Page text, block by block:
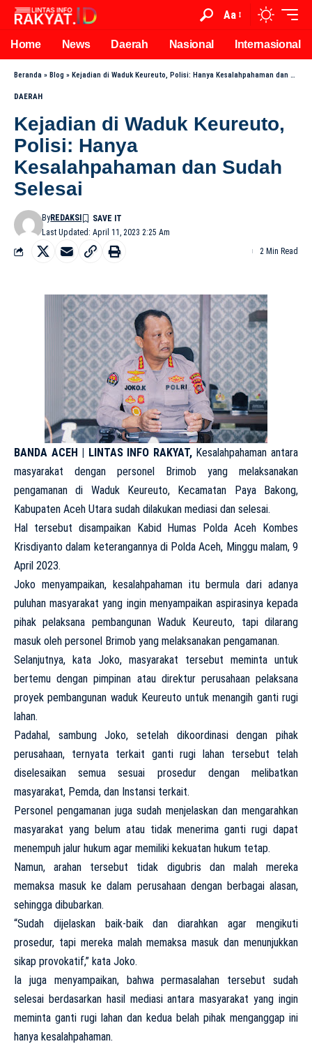
Aa
Home News Daerah Nasional Internasional
Beranda » Blog » Kejadian di Waduk Keureuto, Polisi: Hanya Kesalahpahaman dan Sudah Selesai
DAERAH
Kejadian di Waduk Keureuto,
Polisi: Hanya
Kesalahpahaman dan Sudah
Selesai
Last Updated: April 11, 2023 2:25 Am
ByREDAKSI
2 Min Read
BANDA ACEH | LINTAS INFO RAKYAT,Kesalahpahaman antara
masyarakat dengan personel Brimob yang melaksanakan
pengamanan di Waduk Keureuto, Kecamatan Paya Bakong,
Kabupaten Aceh Utara sudah dilakukan mediasi dan selesai.
Hal tersebut disampaikan Kabid Humas Polda Aceh Kombes
Krisdiyanto dalam keterangannya di Polda Aceh, Minggu malam, 9
April 2023.
Joko menyampaikan, kesalahpahaman itu bermula dari adanya
puluhan masyarakat yang ingin menyampaikan aspirasinya kepada
pihak pelaksana pembangunan Waduk Keureuto, tapi dilarang
masuk oleh personel Brimob yang melaksanakan pengamanan.
Selanjutnya, kata Joko, masyarakat tersebut meminta untuk
bertemu dengan pimpinan atau direktur perusahaan pelaksana
proyek pembangunan waduk Keureuto untuk menangih ganti rugi
lahan.
Padahal, sambung Joko, setelah dikoordinasi dengan pihak
perusahaan, ternyata terkait ganti rugi lahan tersebut telah
diselesaikan semua sesuai prosedur dengan melibatkan
masyarakat, Pemda, dan Instansi terkait.
Personel pengamanan juga sudah menjelaskan dan mengarahkan
masyarakat yang belum atau tidak menerima ganti rugi dapat
menempuh jalur hukum agar memiliki kekuatan hukum tetap.
Namun, arahan tersebut tidak digubris dan malah mereka
memaksa masuk ke dalam perusahaan dengan berbagai alasan,
sehingga dibubarkan.
“Sudah dijelaskan baik-baik dan diarahkan agar mengikuti
prosedur, tapi mereka malah memaksa masuk dan menunjukkan
sikap provokatif,” kata Joko.
Ia juga menyampaikan, bahwa permasalahan tersebut sudah
selesai berdasarkan hasil mediasi antara masyarakat yang ingin
meminta ganti rugi lahan dan kedua belah pihak menganggap ini
hanya kesalahpahaman.